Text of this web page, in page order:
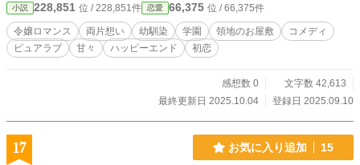
小説 228,851 位 / 228,851件 恋愛 66,375 位 / 66,375件
令嬢ロマンス 両片想い 幼馴染 学園 領地のお屋敷
コメディ
ピュアラブ
甘々 ハッピーエンド 初恋
感想数 0
文字数 42,613
最終更新日 2025.10.04
登録日 2025.09.10
17 お気に入り追加 15